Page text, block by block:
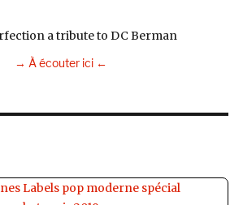
→ À écouter ici ←